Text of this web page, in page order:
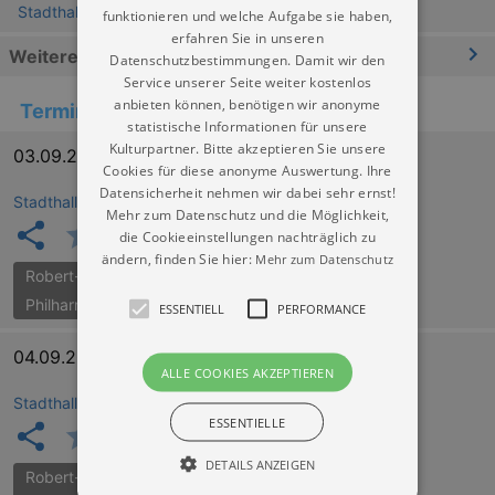
Stadthalle Chemnitz
Weitere Informationen
Termine
03.09.2026 19:30
Stadthalle Chemnitz
Robert-Schumann-
Philharmonie
04.09.2026 19:00
Stadthalle Chemnitz
Robert-Schumann-
funktionieren und welche Aufgabe sie haben,
erfahren Sie in unseren
Datenschutzbestimmungen. Damit wir den
Service unserer Seite weiter kostenlos
anbieten können, benötigen wir anonyme
statistische Informationen für unsere
Kulturpartner. Bitte akzeptieren Sie unsere
Cookies für diese anonyme Auswertung. Ihre
Datensicherheit nehmen wir dabei sehr ernst!
Mehr zum Datenschutz und die Möglichkeit,
die Cookieeinstellungen nachträglich zu
ändern, finden Sie hier: Mehr zum Datenschutz
ESSENTIELL PERFORMANCE
ALLE COOKIES AKZEPTIEREN
ESSENTIELLE
DETAILS ANZEIGEN